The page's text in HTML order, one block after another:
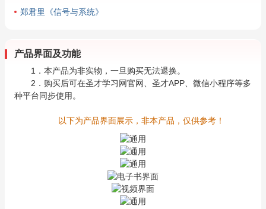
郑君里《信号与系统》
产品界面及功能
1．本产品为非实物，一旦购买无法退换。
2．购买后可在圣才学习网官网、圣才APP、微信小程序等多
种平台同步使用。
以下为产品界面展示，非本产品，仅供参考！